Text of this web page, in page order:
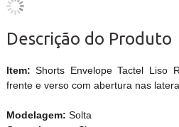
Descrição do Produto
Item:Shorts Envelope Tactel Liso
frente e verso com abertura nas
Modelagem: Solta